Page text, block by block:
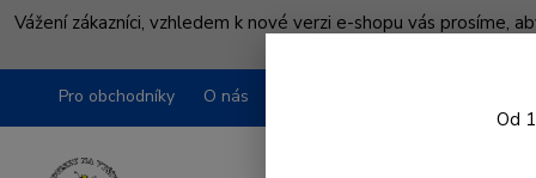
Vážení zákazníci, vzhledem k nové verzi e-shopu vás prosíme,
Pro obchodníky O nás
Od